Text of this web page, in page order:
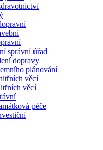
správní úřad
dopravy
plánování
věcí
věcí
péče